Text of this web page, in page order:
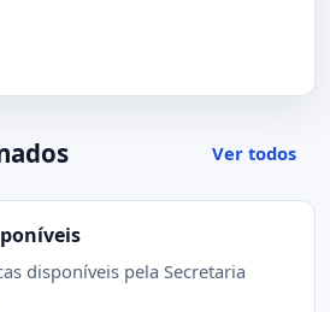
Ver todos
disponíveis pela Secretaria